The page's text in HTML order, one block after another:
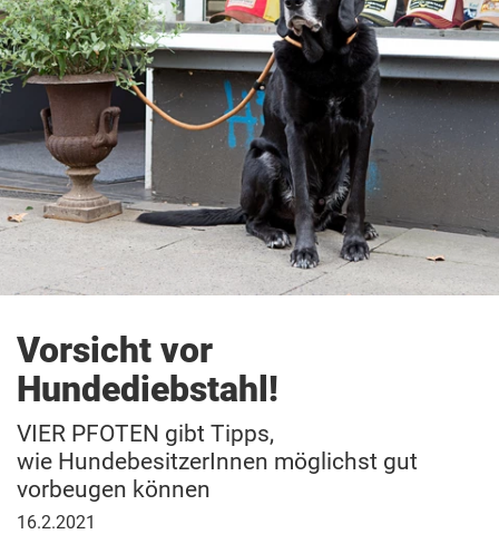
Vorsicht vor
Hundediebstahl!
VIER PFOTEN gibt Tipps,
wie HundebesitzerInnen möglichst gut
vorbeugen können
16.
16.2.2021
Spenden
Petition
Patenschaft